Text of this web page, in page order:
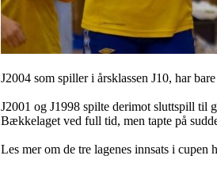
J2004 som spiller i årsklassen J10, har
J2001 og J1998 spilte derimot sluttspill til
Bækkelaget ved full tid, men tapte på
Les mer om de tre lagenes innsats i cupen